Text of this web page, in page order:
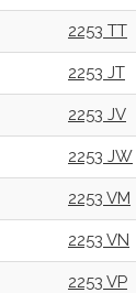
2253 TT
2253 JT
2253 JV
2253 JW
2253 VM
2253 VN
2253 VP